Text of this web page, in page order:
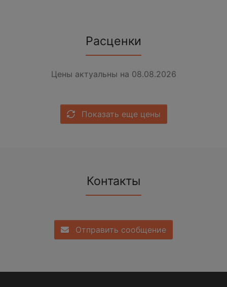
Расценки
Цены актуальны на 08.08.2026
Показать еще цены
Контакты
Отправить сообщение